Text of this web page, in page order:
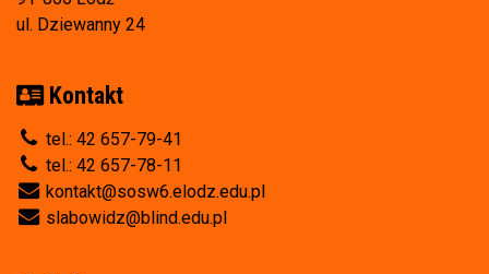
ul. Dziewanny 24
Kontakt
tel.: 42 657-79-41
tel.: 42 657-78-11
kontakt@sosw6.elodz.edu.pl
slabowidz@blind.edu.pl